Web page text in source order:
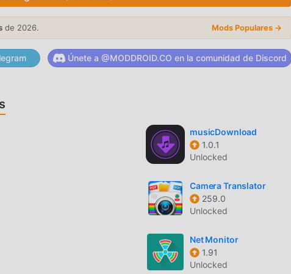
, sus potentes funciones han atraído a una gran cantidad de
de tools , COMPASS-J proporciona una experiencia
descargar e instalarCOMPASS-J00.00.62, puedes experimentar
gratis! Además, moddroid también es compatible con la
original completamente gratis, sino que también adjunta la
gratuita, puedes experimentar el nivel más alto de COMPASS-J
todas las modificaciones han sido autenticadas manualmente
Ahora, sólo necesitas descargar moddroid al cliente, puede
J 00.00.62 con un solo clic, y luego disfrutar de la comodidad
de 2026. Mods Populares →
Únete a @MODDROID.CO en la comunidad de Discord
musicDownload
1.0.1
Unlocked
Camera Translator
259.0
Unlocked
Net Monitor
1.91
Unlocked